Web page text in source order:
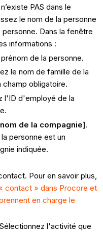
PAS dans le
le nom de la personne
personne. Dans la fenêtre
informations :
de la personne.
le nom de famille de la
obligatoire.
l'ID d'employé de la
de la compagnie].
personne est un
indiquée.
Pour en savoir plus,
contact » dans Procore et
en charge le
l'activité que